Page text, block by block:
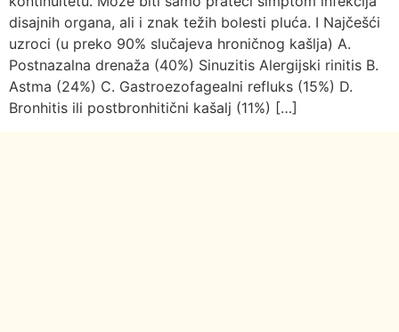
disajnih organa, ali i znak težih bolesti pluća. I Najčešći
uzroci (u preko 90% slučajeva hroničnog kašlja) A.
Postnazalna drenaža (40%) Sinuzitis Alergijski rinitis B.
Astma (24%) C. Gastroezofagealni refluks (15%) D.
Bronhitis ili postbronhitični kašalj (11%) […]